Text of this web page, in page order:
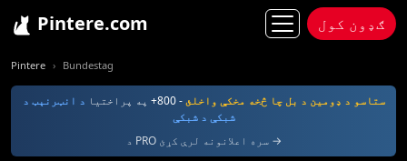
Pintere.com ګډون کول
Pintere Bundestag
ستاسو د ډومین د بل چا څخه مخکې واخلئ- 800+ په پراختیا
د انټرنېټ د
شبکې د شبکې
د PRO سره اعلانونه لرې کړئ →